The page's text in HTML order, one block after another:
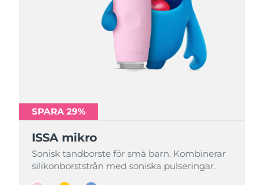
SPARA 29%
ISSA mikro
Sonisk tandborste för små barn. Kombinerar
silikonborststrån med soniska pulseringar.
SPARA 29%
ISSA mikro
Sonisk tandborste för små barn. Kombinerar
silikonborststrån med soniska pulseringar.
SPARA 29%
ISSA mikro
Sonisk tandborste för små barn. Kombinerar
silikonborststrån med soniska pulseringar.